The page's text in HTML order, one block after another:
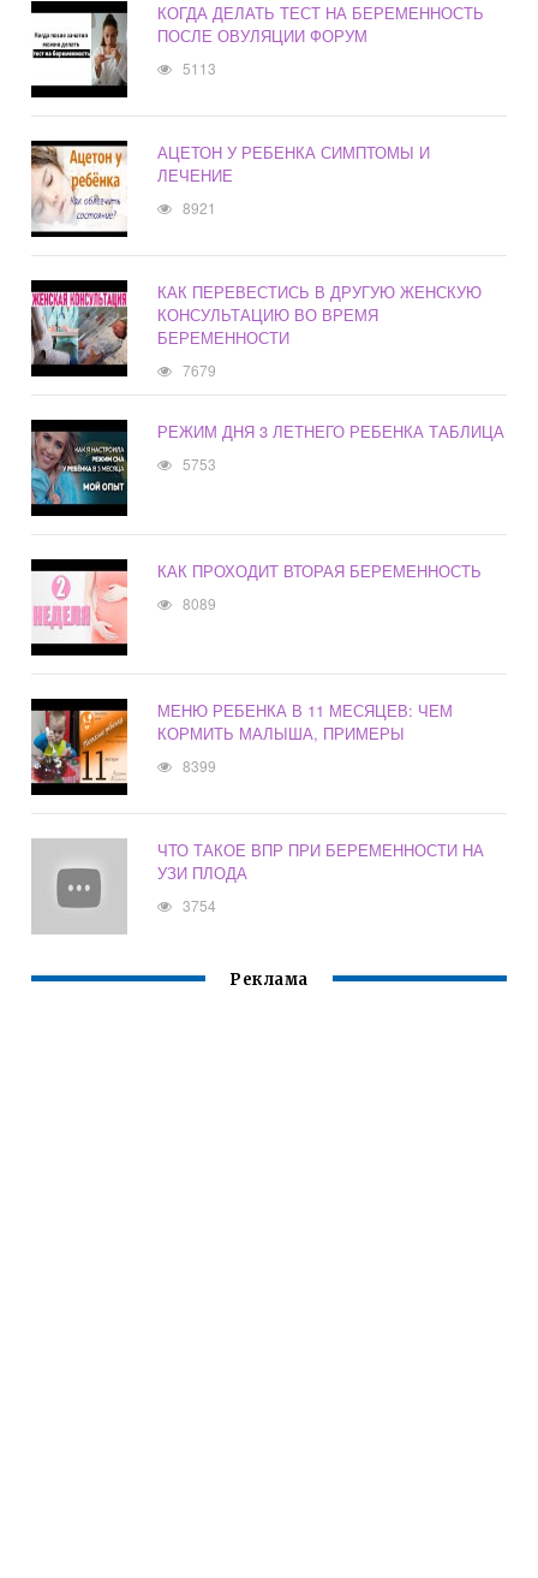
КОГДА ДЕЛАТЬ ТЕСТ НА БЕРЕМЕННОСТЬ
ПОСЛЕ ОВУЛЯЦИИ ФОРУМ
5113
АЦЕТОН У РЕБЕНКА СИМПТОМЫ И
ЛЕЧЕНИЕ
8921
КАК ПЕРЕВЕСТИСЬ В ДРУГУЮ ЖЕНСКУЮ
КОНСУЛЬТАЦИЮ ВО ВРЕМЯ
БЕРЕМЕННОСТИ
7679
РЕЖИМ ДНЯ 3 ЛЕТНЕГО РЕБЕНКА ТАБЛИЦА
5753
КАК ПРОХОДИТ ВТОРАЯ БЕРЕМЕННОСТЬ
8089
МЕНЮ РЕБЕНКА В 11 МЕСЯЦЕВ: ЧЕМ
КОРМИТЬ МАЛЫША, ПРИМЕРЫ
8399
ЧТО ТАКОЕ ВПР ПРИ БЕРЕМЕННОСТИ НА
УЗИ ПЛОДА
3754
Реклама